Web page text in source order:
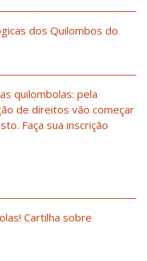
dos Quilombos do
quilombolas: pela
de direitos vão começar
Faça sua inscrição
Cartilha sobre